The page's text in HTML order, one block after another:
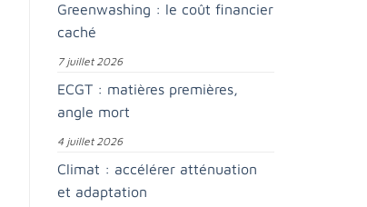
Greenwashing : le coût financier
caché
7 juillet 2026
ECGT : matières premières,
angle mort
4 juillet 2026
Climat : accélérer atténuation
et adaptation